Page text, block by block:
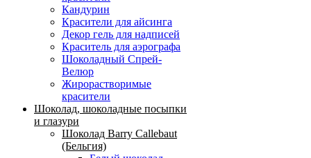
Кандурин
Красители для айсинга
Декор гель для надписей
Краситель для аэрографа
Шоколадный Спрей-
Велюр
Жирорастворимые
красители
Шоколад, шоколадные посыпки
и глазури
Шоколад Barry Callebaut
(Бельгия)